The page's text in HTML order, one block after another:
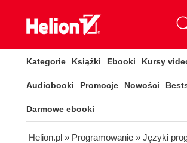
Kategorie Książki Ebooki Kursy
Audiobooki Promocje Nowości
Darmowe ebooki
Helion.pl » Programowanie » Języki